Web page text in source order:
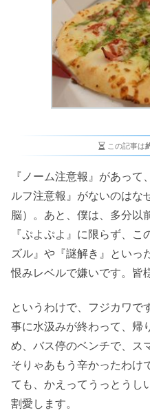
この記事は
『ノーム注意報』があっ
ルフ注意報』がないのはな
脳）。あと、僕は、多分以
『ぷよぷよ』に限らず、
ズル』や『謎解き』といっ
恨みレベルで嫌いです。皆
というわけで、フジカワで
事に水汲みが終わって、帰
め、バス停のベンチで、ス
そりゃあもう辛かったわけ
ても、かえってうっとうし
割愛します。